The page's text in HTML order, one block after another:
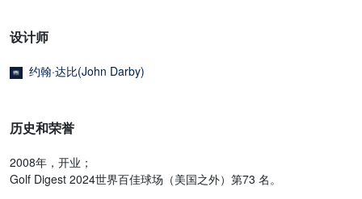
设计师
约翰·达比(John Darby)
历史和荣誉
2008年，开业；
Golf Digest 2024世界百佳球场（美国之外）第73 名。